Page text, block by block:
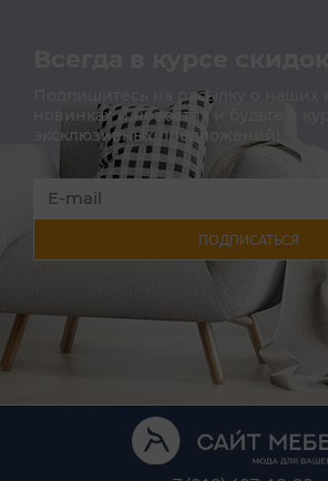
Всегда в курсе
Подпишитесь на расылку о наших
новинках и новостях и будьте в
эксклюзивных предложений!
ПОДПИСАТЬСЯ